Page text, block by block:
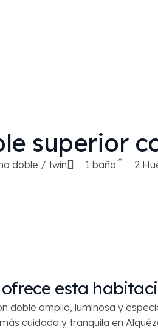
superior
doble / twin 1 baño 2
ofrece esta
doble amplia, luminosa y
cuidada y tranquila en
disponible